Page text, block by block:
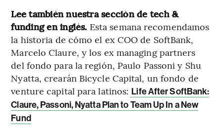
Lee también nuestra sección de tech &
funding en inglés. Esta semana recomendamos
la historia de cómo el ex COO de SoftBank,
Marcelo Claure, y los ex managing partners
del fondo para la región, Paulo Passoni y Shu
Nyatta, crearán Bicycle Capital, un fondo de
venture capital para latinos: Life After SoftBank:
Claure, Passoni, Nyatta Plan to Team Up In a New
Fund